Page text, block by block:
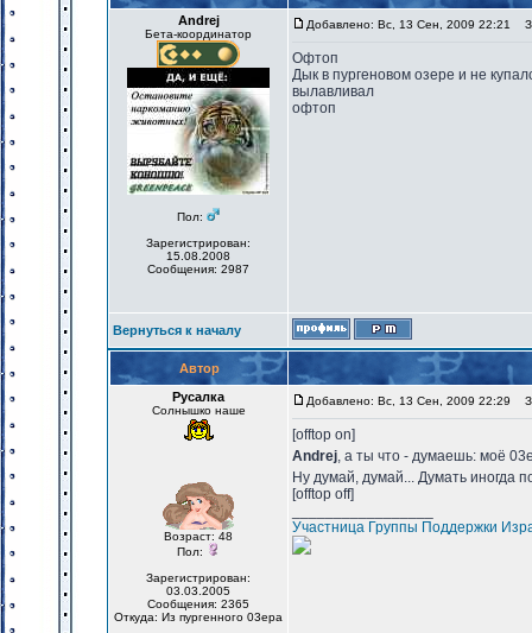
Andrej
Бета-координатор
Пол:
Зарегистрирован:
15.08.2008
Сообщения: 2987
Добавлено: Вс, 13 Сен, 2009 22:21
Офтоп
Дык в пургеновом озере и не
вылавливал
офтоп
Вернуться к началу
Автор
Русалка
Солнышко наше
Возраст: 48
Пол:
Зарегистрирован:
03.03.2005
Сообщения: 2365
Откуда: Из пургенного 03ера
Добавлено: Вс, 13 Сен, 2009 22:29
[offtop on]
Andrej, а ты что - думаешь: моё
Ну думай, думай... Думать иногда
[offtop off]
Участница Группы Поддержки